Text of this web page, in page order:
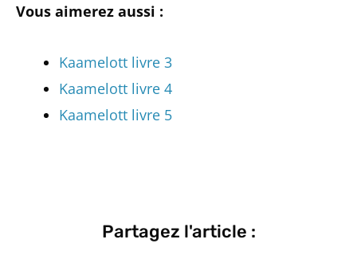
Vous aimerez aussi :
Kaamelott livre 3
Kaamelott livre 4
Kaamelott livre 5
Partagez l'article :